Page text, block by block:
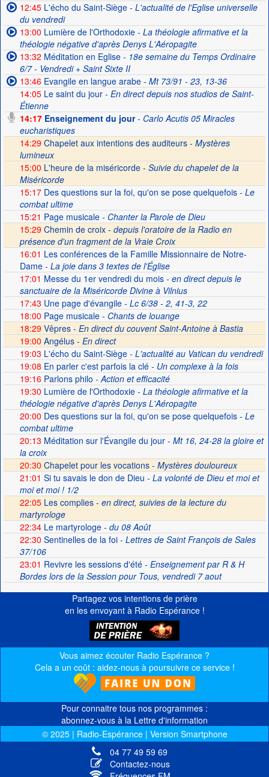
12:45L'écho du Saint-Siège- L'actualité de l'Eglise universelle
du vendredi
13:00 Lumière de l'Orthodoxie- La théologie afirmative et la
théologie négative d'après Denys L'Aéropagite
13:32 Méditation en Eglise- 18e semaine du Temps Ordinaire
6/7 - Vendredi + Saint Sixte II
13:46Evangile en langue arabe- Mt 73/91 - 23, 13-36
14:05Le saint du jour- En direct depuis nos studios de Saint-
Étienne
14:17Enseignement du jour- Carlo Acutis 05 Miracles
eucharistiques
14:29 Chapelet aux intentions des auditeurs - Mystères
lumineux
15:00 L'heure de la miséricorde - Suivie du chapelet de la
Miséricorde
15:17Des questions sur la foi, qu'on se pose quelquefois- Le
combat ultime
15:21 Page musicale- Chanter la Parole de Dieu
15:29 Chemin de croix - depuis l'oratoire de la Radio en
présence d'un fragment de la Vraie Croix
16:01 Les conférences de la Famille Missionnaire de Notre-
Dame- La joie dans 3 textes de l'Église
17:01 Messe du 1er vendredi du mois- en direct depuis le
sanctuaire de la Miséricorde Divine à Vilnius
17:43 Une page d'évangile- Lc 6/38 - 2, 41-3, 22
18:00 Page musicale- Chants de louange
18:29 Vêpres - En direct du couvent Saint-Antoine à Bastia
19:00 Angélus - En direct
19:03 L'écho du Saint-Siège- L'actualité au Vatican du vendredi
19:08 En parler c'est parfois la clé- Un complexe à la fois
19:16Parlons philo - Action et efficacité
19:30 Lumière de l'Orthodoxie- La théologie afirmative et la
théologie négative d'après Denys L'Aéropagite
20:00 Des questions sur la foi, qu'on se pose quelquefois- Le
combat ultime
20:13 Méditation sur l'Évangile du jour- Mt 16, 24-28 la gloire et
la croix
20:30 Chapelet pour les vocations - Mystères douloureux
21:01 Si tu savais le don de Dieu - La volonté de Dieu et moi et
moi et moi ! 1/2
22:05Les complies - en direct, suivies de la lecture du
martyrologe
22:34Le martyrologe- du 08 Août
22:30 Sentinelles de la foi- Lettres de Saint François de Sales
37/106
23:01 Revivre les sessions d'été- Enseignement par R & H
Bordes lors de la Session pour Tous, vendredi 7 aout
Partagez vos intentions de prière
en les envoyant à Radio Espérance !
Vous aimez écouter Radio Espérance ?
Cela a un coût : aidez-nous à poursuivre ce service !
Pour connaitre tous nos programmes :
abonnez-vous à la Lettre d'information
© 2025 | Radio-Espérance | Version Smartphone
04 77 49 59 69
Contactez-nous